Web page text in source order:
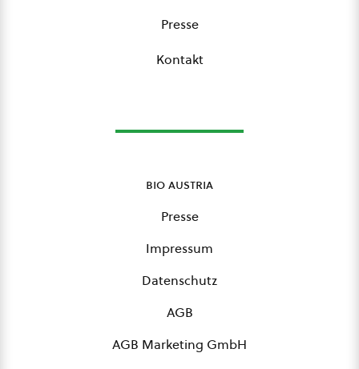
Presse
Kontakt
bio austria
Presse
Impressum
Datenschutz
AGB
AGB Marketing GmbH